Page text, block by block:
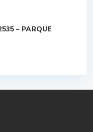
– PARQUE